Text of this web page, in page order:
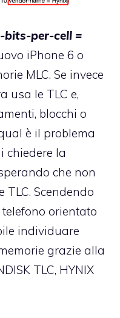
per-cell =
iPhone 6 o
MLC. Se invece
usa le TLC e,
blocchi o
è il problema
chiedere la
che non
Scendendo
telefono orientato
individuare
grazie alla
TLC, HYNIX